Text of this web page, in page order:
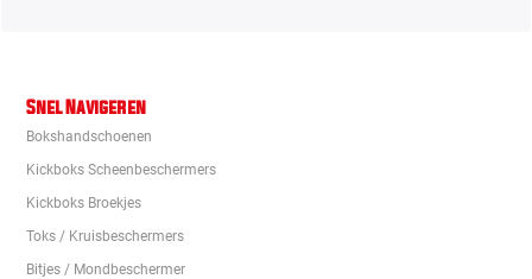
Snel Navigeren
Bokshandschoenen
Kickboks Scheenbeschermers
Kickboks Broekjes
Toks / Kruisbeschermers
Bitjes / Mondbeschermer